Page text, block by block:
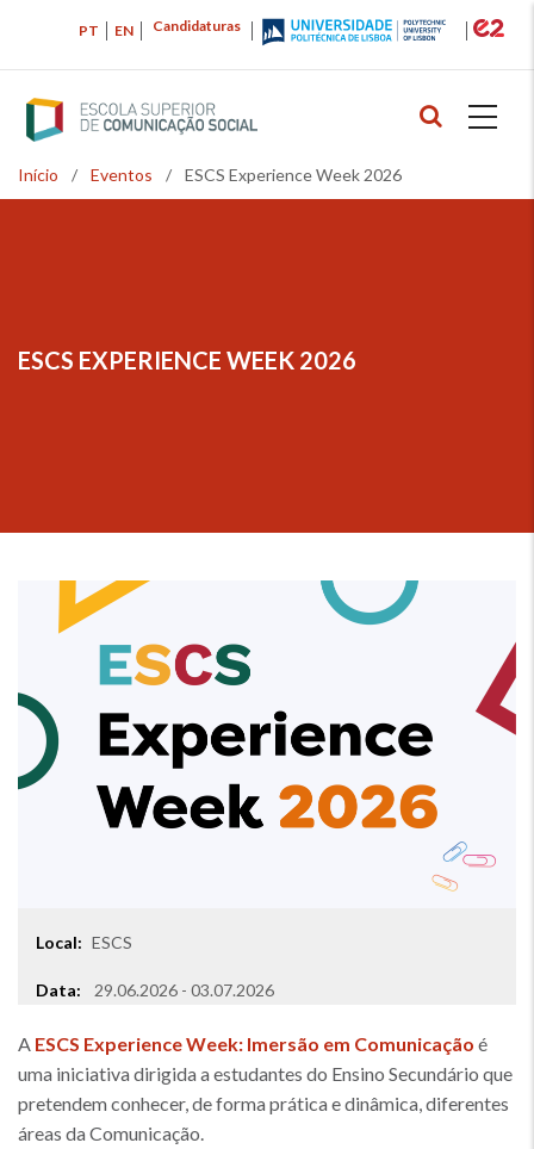
principal
Candidaturas
PT EN
Navegação
Início / Eventos / ESCS Experience Week 2026
ESCS EXPERIENCE WEEK 2026
NAVEGAÇÃO
Local:
Local
ESCS
Data: 29.06.2026 - 03.07.2026
A ESCS Experience Week: Imersão em Comunicação é
uma iniciativa dirigida a estudantes do Ensino Secundário que
pretendem conhecer, de forma prática e dinâmica, diferentes
áreas da Comunicação.